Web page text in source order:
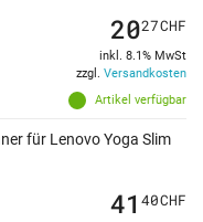
Artikel verfügbar
2027CHF
inkl. 8.1% MwSt
zzgl. Versandkosten
für Lenovo Yoga Slim
41 40CHF